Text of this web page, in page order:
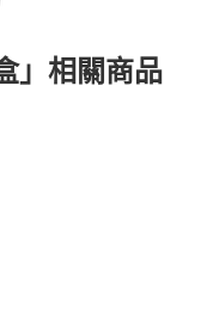
」相關商品